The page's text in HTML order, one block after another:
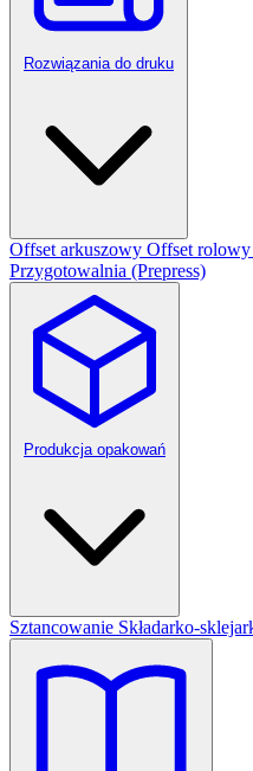
Rozwiązania do druku
Offset arkuszowy Offset
Przygotowalnia (Prepress)
Produkcja opakowań
Sztancowanie Składarko-